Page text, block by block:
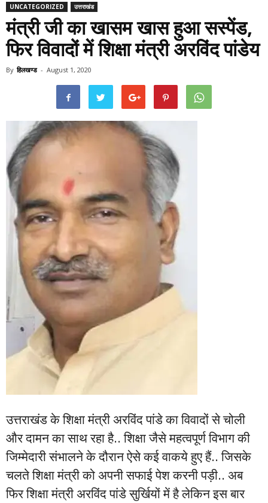
UNCATEGORIZED उत्तराखंड
मंत्री जी का खासम खास हुआ सस्पेंड,
फिर विवादों में शिक्षा मंत्री अरविंद पांडेय
By हिलखण्ड - August 1, 2020
उत्तराखंड के शिक्षा मंत्री अरविंद पांडे का विवादों से चोली
और दामन का साथ रहा है.. शिक्षा जैसे महत्वपूर्ण विभाग की
जिम्मेदारी संभालने के दौरान ऐसे कई वाकये हुए हैं.. जिसके
चलते शिक्षा मंत्री को अपनी सफाई पेश करनी पड़ी.. अब
फिर शिक्षा मंत्री अरविंद पांडे सुर्खियों में है लेकिन इस बार